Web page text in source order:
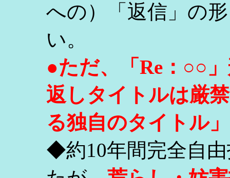
への）「返信」の
い。
●ただ、「Re：○○
返しタイトルは厳
る独自のタイトル
◆約10年間完全自